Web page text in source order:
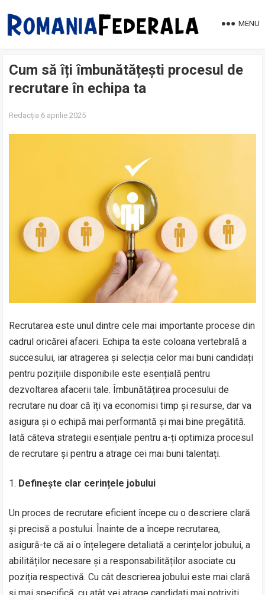
MENU
Cum să îți îmbunătățești procesul de
recrutare în echipa ta
Redacția 6 aprilie 2025
Recrutarea este unul dintre cele mai importante procese din
cadrul oricărei afaceri. Echipa ta este coloana vertebrală a
succesului, iar atragerea și selecția celor mai buni candidați
pentru pozițiile disponibile este esențială pentru
dezvoltarea afacerii tale. Îmbunătățirea procesului de
recrutare nu doar că îți va economisi timp și resurse, dar va
asigura și o echipă mai performantă și mai bine pregătită.
Iată câteva strategii esențiale pentru a-ți optimiza procesul
de recrutare și pentru a atrage cei mai buni talentați.
Definește clar cerințele jobului
Un proces de recrutare eficient începe cu o descriere clară
și precisă a postului. Înainte de a începe recrutarea,
asigură-te că ai o înțelegere detaliată a cerințelor jobului, a
abilităților necesare și a responsabilităților asociate cu
poziția respectivă. Cu cât descrierea jobului este mai clară